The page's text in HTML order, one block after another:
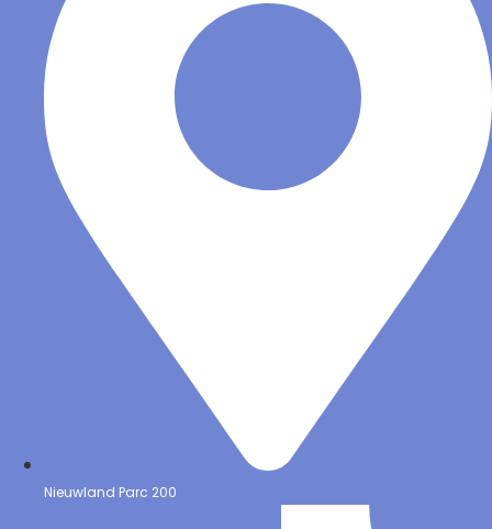
Nieuwland Parc 200